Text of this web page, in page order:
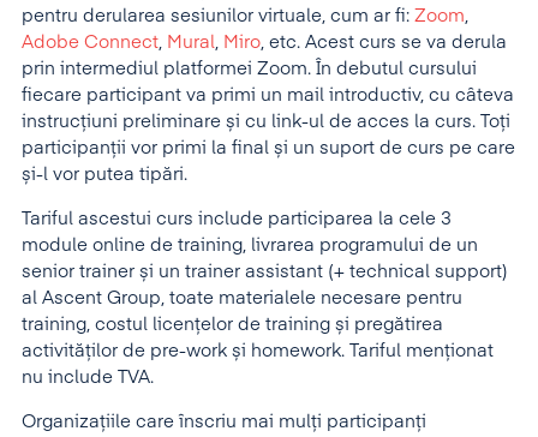
pentru derularea sesiunilor virtuale, cum ar fi: Zoom
Adobe Connect Mural Miro , etc. Acest curs se va derula
prin intermediul platformei Zoom. În debutul cursului
fiecare participant va primi un mail introductiv, cu câteva
instrucțiuni preliminare și cu link-ul de acces la curs. Toți
participanții vor primi la final și un suport de curs pe care
și-l vor putea tipări.
Tariful ascestui curs include participarea la cele 3
module online de training, livrarea programului de un
senior trainer și un trainer assistant (+ technical support)
al Ascent Group, toate materialele necesare pentru
training, costul licențelor de training și pregătirea
activităților de pre-work și homework. Tariful menţionat
nu include TVA.
Organizaţiile care înscriu mai mulţi participanţi